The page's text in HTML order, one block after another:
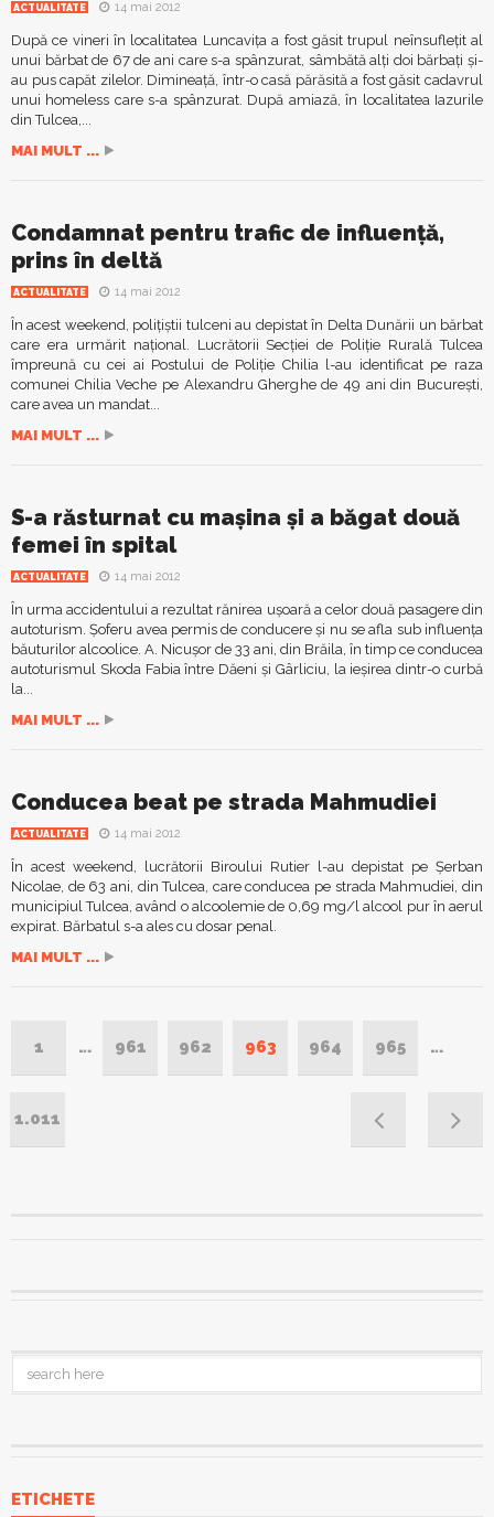
ACTUALITATE 14 mai 2012
După ce vineri în localitatea Luncaviţa a fost găsit trupul neînsufleţit al
unui bărbat de 67 de ani care s-a spânzurat, sâmbătă alţi doi bărbaţi şi-
au pus capăt zilelor. Dimineaţă, într-o casă părăsită a fost găsit cadavrul
unui homeless care s-a spânzurat. După amiază, în localitatea Iazurile
din Tulcea,...
MAI MULT ...
Condamnat pentru trafic de influenţă,
prins în deltă
ACTUALITATE 14 mai 2012
În acest weekend, poliţiştii tulceni au depistat în Delta Dunării un bărbat
care era urmărit naţional. Lucrătorii Secţiei de Poliţie Rurală Tulcea
împreună cu cei ai Postului de Poliţie Chilia l-au identificat pe raza
comunei Chilia Veche pe Alexandru Gherghe de 49 ani din Bucureşti,
care avea un mandat...
MAI MULT ...
S-a răsturnat cu maşina şi a băgat două
femei în spital
ACTUALITATE 14 mai 2012
În urma accidentului a rezultat rănirea uşoară a celor două pasagere din
autoturism. Şoferu avea permis de conducere şi nu se afla sub influenţa
băuturilor alcoolice. A. Nicuşor de 33 ani, din Brăila, în timp ce conducea
autoturismul Skoda Fabia între Dăeni şi Gârliciu, la ieşirea dintr-o curbă
la...
MAI MULT ...
Conducea beat pe strada Mahmudiei
ACTUALITATE 14 mai 2012
În acest weekend, lucrătorii Biroului Rutier l-au depistat pe Şerban
Nicolae, de 63 ani, din Tulcea, care conducea pe strada Mahmudiei, din
municipiul Tulcea, având o alcoolemie de 0,69 mg/l alcool pur în aerul
expirat. Bărbatul s-a ales cu dosar penal.
MAI MULT ...
1 … 961 962 963 964 965 …
1.011
ETICHETE